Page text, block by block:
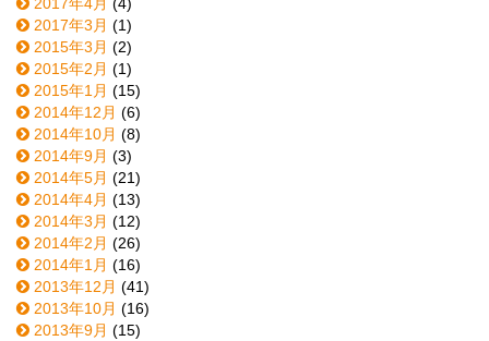
2017年4月 (4)
2017年3月 (1)
2015年3月 (2)
2015年2月 (1)
2015年1月 (15)
2014年12月 (6)
2014年10月 (8)
2014年9月 (3)
2014年5月 (21)
2014年4月 (13)
2014年3月 (12)
2014年2月 (26)
2014年1月 (16)
2013年12月 (41)
2013年10月 (16)
2013年9月 (15)